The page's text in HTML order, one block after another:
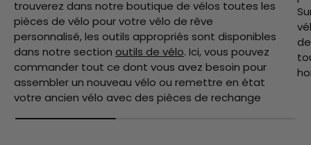
trouverez dans notre boutique de vélos toutes les
pièces de vélo pour votre vélo de rêve
personnalisé, les outils appropriés sont disponibles
dans notre section outils de vélo. Ici, vous pouvez
commander tout ce dont vous avez besoin pour
assembler un nouveau vélo ou remettre en état
votre ancien vélo avec des pièces de rechange